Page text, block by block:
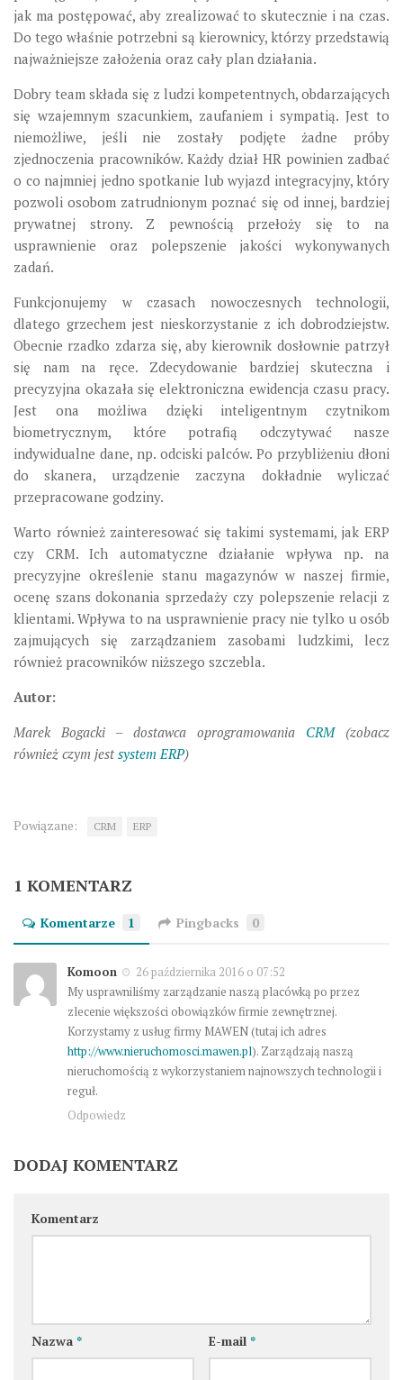
jak ma postępować, aby zrealizować to skutecznie i na czas.
Do tego właśnie potrzebni są kierownicy, którzy przedstawią
najważniejsze założenia oraz cały plan działania.
Dobry team składa się z ludzi kompetentnych, obdarzających
się wzajemnym szacunkiem, zaufaniem i sympatią. Jest to
niemożliwe, jeśli nie zostały podjęte żadne próby
zjednoczenia pracowników. Każdy dział HR powinien zadbać
o co najmniej jedno spotkanie lub wyjazd integracyjny, który
pozwoli osobom zatrudnionym poznać się od innej, bardziej
prywatnej strony. Z pewnością przełoży się to na
usprawnienie oraz polepszenie jakości wykonywanych
zadań.
Funkcjonujemy w czasach nowoczesnych technologii,
dlatego grzechem jest nieskorzystanie z ich dobrodziejstw.
Obecnie rzadko zdarza się, aby kierownik dosłownie patrzył
się nam na ręce. Zdecydowanie bardziej skuteczna i
precyzyjna okazała się elektroniczna ewidencja czasu pracy.
Jest ona możliwa dzięki inteligentnym czytnikom
biometrycznym, które potrafią odczytywać nasze
indywidualne dane, np. odciski palców. Po przybliżeniu dłoni
do skanera, urządzenie zaczyna dokładnie wyliczać
przepracowane godziny.
Warto również zainteresować się takimi systemami, jak ERP
czy CRM. Ich automatyczne działanie wpływa np. na
precyzyjne określenie stanu magazynów w naszej firmie,
ocenę szans dokonania sprzedaży czy polepszenie relacji z
klientami. Wpływa to na usprawnienie pracy nie tylko u osób
zajmujących się zarządzaniem zasobami ludzkimi, lecz
również pracowników niższego szczebla.
Autor:
Marek Bogacki – dostawca oprogramowania CRM(zobacz
również czym jest system ERP)
Powiązane: CRM ERP
1 KOMENTARZ
Komentarze 1 Pingbacks 0
Komoon
26 października 2016 o 07:52
My usprawniliśmy zarządzanie naszą placówką po przez
zlecenie większości obowiązków firmie zewnętrznej.
Korzystamy z usług firmy MAWEN (tutaj ich adres
http://www.nieruchomosci.mawen.pl). Zarządzają naszą
nieruchomością z wykorzystaniem najnowszych technologii i
reguł.
Odpowiedz
DODAJ KOMENTARZ
Komentarz
Nazwa * E-mail *